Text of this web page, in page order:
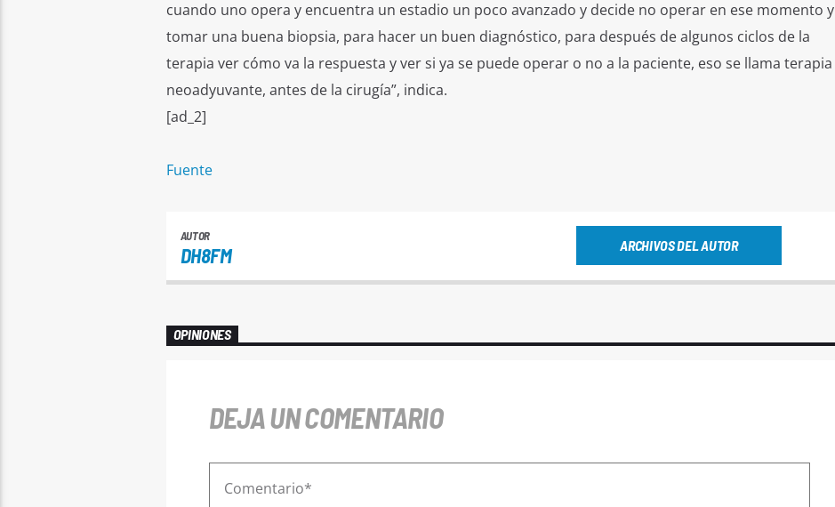
cuando uno opera y encuentra un estadio un poco avanzado y decide no operar en ese momento y
tomar una buena biopsia, para hacer un buen diagnóstico, para después de algunos ciclos de la
terapia ver cómo va la respuesta y ver si ya se puede operar o no a la paciente, eso se llama terapia
neoadyuvante, antes de la cirugía”, indica.
[ad_2]
Fuente
AUTOR
DH8FM ARCHIVOS DEL AUTOR
OPINIONES
DEJA UN COMENTARIO